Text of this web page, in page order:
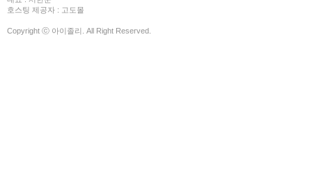
호스팅 제공자 : 고도몰
Copyright ⓒ 아이졸리. All Right Reserved.